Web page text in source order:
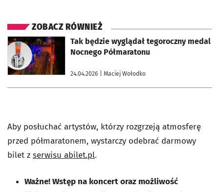
ZOBACZ RÓWNIEŻ
Tak będzie wyglądał tegoroczny medal
Nocnego Półmaratonu
24.04.2026 | Maciej Wołodko
otworzy się w nowej karcie
Aby posłuchać artystów, którzy rozgrzeją atmosferę
przed półmaratonem, wystarczy odebrać darmowy
bilet z serwisu abilet.pl.
Ważne! Wstęp na koncert oraz możliwość